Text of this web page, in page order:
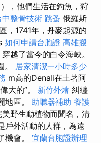
，他們生活在釣魚，狩
中整骨技術 跳蚤 俄羅斯
，1741年，丹麥起源的
如何申請台胞證 高雄搬
越了當今的白令海峽。
。 居家清潔一小時多少
m高的Denali在土著阿
大的”。 新竹外燴 糾纏
地區。 助聽器補助 養護
野生動植物而聞名，清
戶外活動的人群，為遠
機會。 宜蘭台胞證辦理